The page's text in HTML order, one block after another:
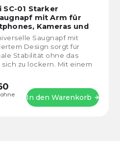
SC-01 Starker
mit Arm für
Kameras und
In den Warenkorb
Saugnapf mit
Design sorgt für
Stabilität ohne das
sich zu lockern. Mit einem